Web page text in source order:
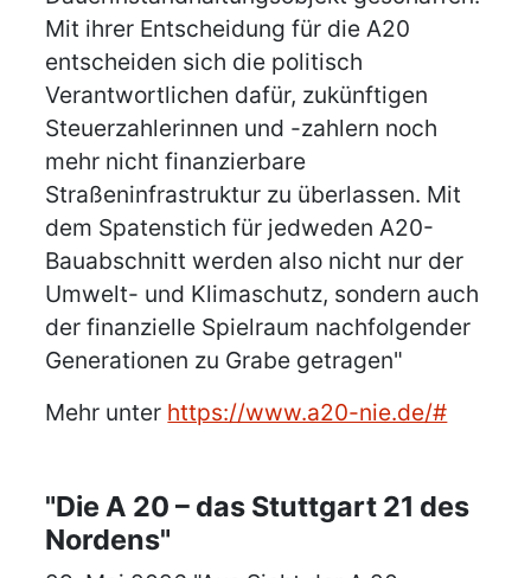
Mit ihrer Entscheidung für die A20
entscheiden sich die politisch
Verantwortlichen dafür, zukünftigen
Steuerzahlerinnen und -zahlern noch
mehr nicht finanzierbare
Straßeninfrastruktur zu überlassen. Mit
dem Spatenstich für jedweden A20-
Bauabschnitt werden also nicht nur der
Umwelt- und Klimaschutz, sondern auch
der finanzielle Spielraum nachfolgender
Generationen zu Grabe getragen"
Mehr unter https://www.a20-nie.de/#
"Die A 20 – das Stuttgart 21 des
Nordens"